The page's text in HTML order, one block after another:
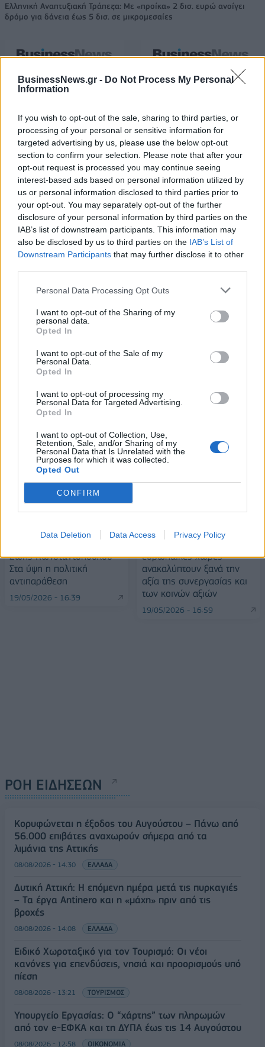
BusinessNews.gr - Do Not Process My Personal
Information
If you wish to opt-out of the sale, sharing to third parties, or
processing of your personal or sensitive information for
targeted advertising by us, please use the below opt-out
section to confirm your selection. Please note that after your
opt-out request is processed you may continue seeing
interest-based ads based on personal information utilized by
us or personal information disclosed to third parties prior to
your opt-out. You may separately opt-out of the further
disclosure of your personal information by third parties on the
IAB’s list of downstream participants. This information may
also be disclosed by us to third parties on the IAB’s List of
Downstream Participants that may further disclose it to other
Personal Data Processing Opt Outs
I want to opt-out of the Sharing of my
personal data.
Opted In
I want to opt-out of the Sale of my
Personal Data.
Opted In
I want to opt-out of processing my
Personal Data for Targeted Advertising.
Opted In
I want to opt-out of Collection, Use,
Retention, Sale, and/or Sharing of my
Personal Data that Is Unrelated with the
Purposes for which it was collected.
Opted Out
CONFIRM
Data Deletion Data Access Privacy Policy
Ελληνική Αναπτυξιακή Τράπεζα: Με «προίκα» 2 δισ. ευρώ ανοίγει
δρόμο για δάνεια έως 5 δισ. σε μικρομεσαίες
Β.Σ. Καρούλιας: Τζίρος 98,7
εκατ. ευρώ και αύξηση κερδών
Deloitte Ελλάδος:
Χρηματοοικονομικός
ενέργειας
Η Chery επενδύει 75 εκατ. δολάρια στην KG Mobility
Το FIAT 500 Hybrid τώρα από
18.990 ευρώ
Ατρόμητος και Novibet
συνεχίζουν μαζί: Ανανέωση της
συνεργασίας τους μέχρι το
2028
18η συνεχόμενη χρονιά για τον ΟΤΕ στη διεθνή σειρά δεικτών
πύλες του σε όλους
Διπλή άρση ασυλίας της
Ζωής Κωνσταντοπούλου –
Στα ύψη η πολιτική
αντιπαράθεση
19/05/2026 - 16:39
Ν. Δένδιας από Αυστρία: Οι
ευρωπαϊκές χώρες
ανακαλύπτουν ξανά την
αξία της συνεργασίας και
των κοινών αξιών
19/05/2026 - 16:59
ΡΟΗ ΕΙΔΗΣΕΩΝ
Κορυφώνεται η έξοδος του Αυγούστου – Πάνω από
56.000 επιβάτες αναχωρούν σήμερα από τα
λιμάνια της Αττικής
08/08/2026 - 14:30 ΕΛΛΑΔΑ
Δυτική Αττική: Η επόμενη ημέρα μετά τις πυρκαγιές
– Τα έργα Antinero και η «μάχη» πριν από τις
βροχές
08/08/2026 - 14:08 ΕΛΛΑΔΑ
Ειδικό Χωροταξικό για τον Τουρισμό: Οι νέοι
κανόνες για επενδύσεις, νησιά και προορισμούς υπό
πίεση
08/08/2026 - 13:21 ΤΟΥΡΙΣΜΟΣ
Υπουργείο Εργασίας: Ο “χάρτης” των πληρωμών
από τον e-ΕΦΚΑ και τη ΔΥΠΑ έως τις 14 Αυγούστου
08/08/2026 - 12:58 ΟΙΚΟΝΟΜΙΑ